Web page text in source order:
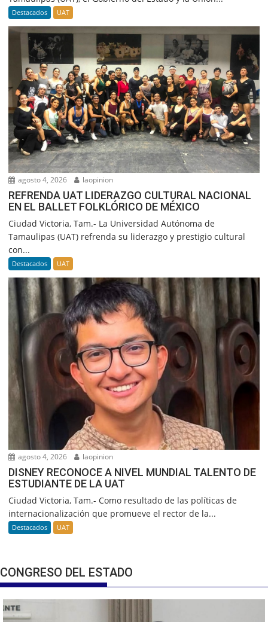
Destacados UAT
agosto 4, 2026 laopinion
REFRENDA UAT LIDERAZGO CULTURAL NACIONAL
EN EL BALLET FOLKLÓRICO DE MÉXICO
Ciudad Victoria, Tam.- La Universidad Autónoma de
Tamaulipas (UAT) refrenda su liderazgo y prestigio cultural
con...
Destacados UAT
agosto 4, 2026 laopinion
DISNEY RECONOCE A NIVEL MUNDIAL TALENTO DE
ESTUDIANTE DE LA UAT
Ciudad Victoria, Tam.- Como resultado de las políticas de
internacionalización que promueve el rector de la...
Destacados UAT
CONGRESO DEL ESTADO